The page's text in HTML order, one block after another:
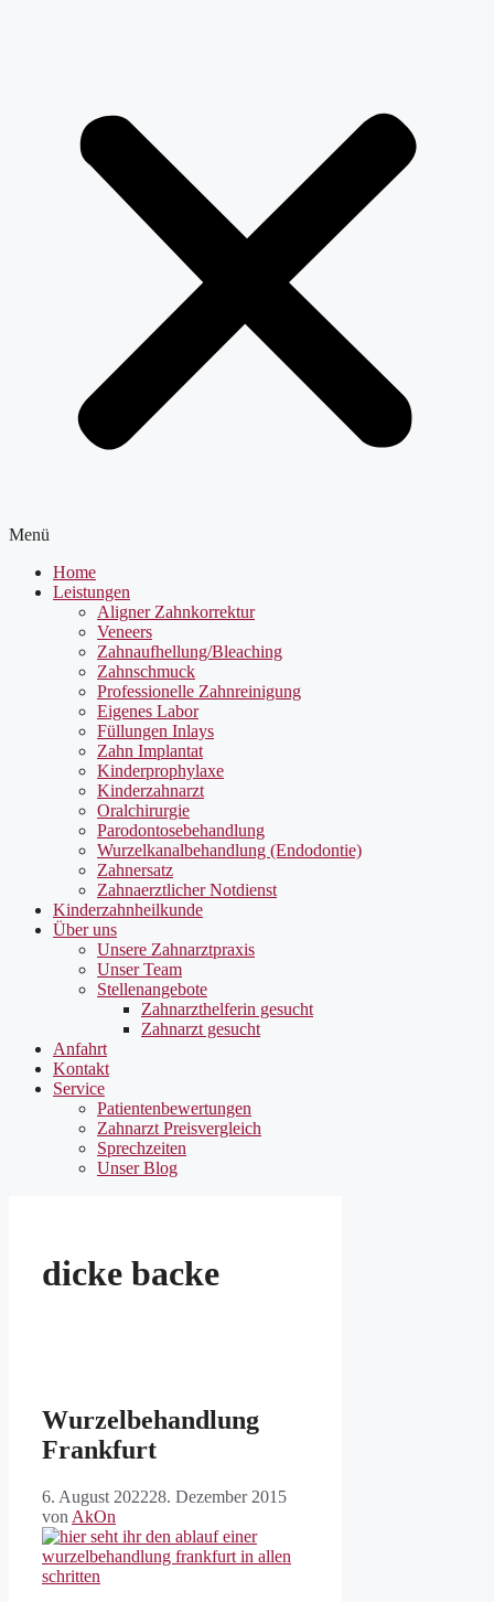
Menü
Home
Leistungen
Aligner Zahnkorrektur
Veneers
Zahnaufhellung/Bleaching
Zahnschmuck
Professionelle Zahnreinigung
Eigenes Labor
Füllungen Inlays
Zahn Implantat
Kinderprophylaxe
Kinderzahnarzt
Oralchirurgie
Parodontosebehandlung
Wurzelkanalbehandlung (Endodontie)
Zahnersatz
Zahnaerztlicher Notdienst
Kinderzahnheilkunde
Über uns
Unsere Zahnarztpraxis
Unser Team
Stellenangebote
Zahnarzthelferin gesucht
Zahnarzt gesucht
Anfahrt
Kontakt
Service
Patientenbewertungen
Zahnarzt Preisvergleich
Sprechzeiten
Unser Blog
dicke backe
Wurzelbehandlung
Frankfurt
6. August 202228. Dezember 2015
von AkOn